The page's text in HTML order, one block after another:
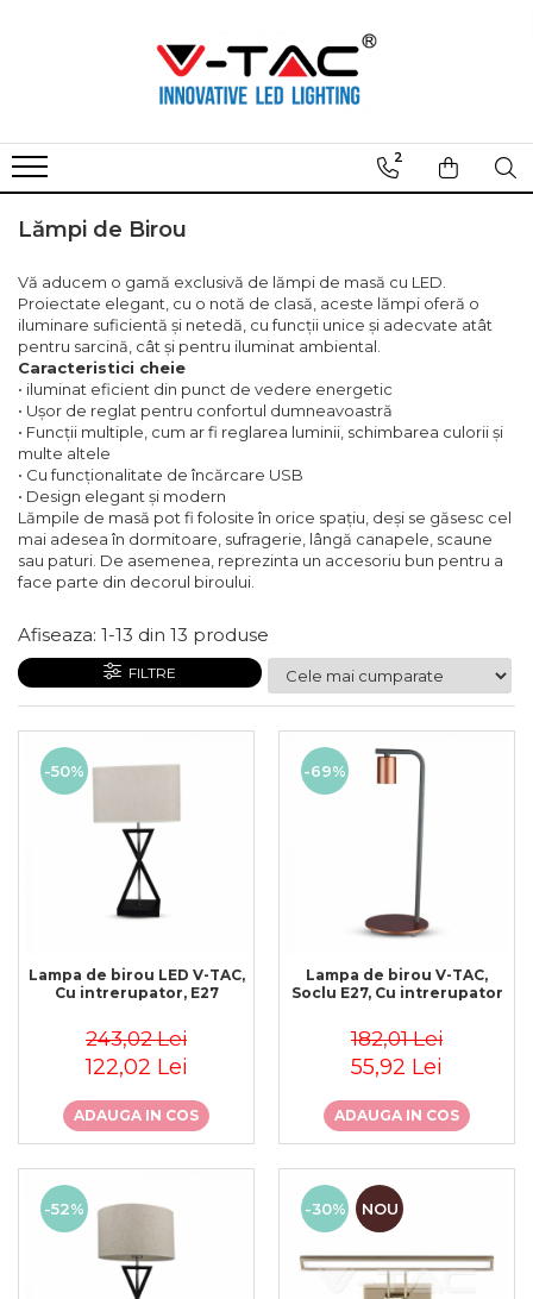
Maria Constantin - 078 755 5815
Iulian Nistor - 077 061 4631
Gabriel Dornea - 074 387 1241
Cezarina Ilie - 075 254 7035
Iluminat Exterior
Lămpi Industriale LED
Aplici de perete
Plafoniere
Iluminat Grădină
Ghirlande LED
Iluminat Interior
Candelabre LED
Spoturi LED
Pendule
Lămpi Liniare LED
Carcase Spot
Mini Panouri LED
Bandă LED
Accesorii Bandă LED
Sine si Proiectoare LED
Sine si Proiectoare LED
Magnetice
Tuburi LED
Lămpi de Birou
Oglinzi LED
Iluminat Industrial
Lămpi Stradale LED
Panouri LED
Mini Panouri LED
Spoturi LED
Proiectoare LED
Tuburi LED
Exit-uri
Senzori
Casă Inteligentă
Spot LED
Bandă LED
Aspiratoare Robot
Accesorii digitale
Cabluri USB
Prize și Prelungitoare
Boxe Audio
Aparate Anti Insecte
2
Lămpi de Birou
Vă aducem o gamă exclusivă de lămpi de masă cu LED.
Proiectate elegant, cu o notă de clasă, aceste lămpi oferă o
iluminare suficientă și netedă, cu funcții unice și adecvate atât
pentru sarcină, cât și pentru iluminat ambiental.
Caracteristici cheie
• iluminat eficient din punct de vedere energetic
• Ușor de reglat pentru confortul dumneavoastră
• Funcții multiple, cum ar fi reglarea luminii, schimbarea culorii și
multe altele
• Cu funcționalitate de încărcare USB
• Design elegant și modern
Lămpile de masă pot fi folosite în orice spațiu, deși se găsesc cel
mai adesea în dormitoare, sufragerie, lângă canapele, scaune
sau paturi. De asemenea, reprezinta un accesoriu bun pentru a
face parte din decorul biroului.
Afiseaza: 1-13 din 13 produse
FILTRE
-50%
Lampa de birou LED V-TAC,
Cu intrerupator, E27
243,02 Lei
122,02 Lei
ADAUGA IN COS
-69%
Lampa de birou V-TAC,
Soclu E27, Cu intrerupator
182,01 Lei
55,92 Lei
ADAUGA IN COS
-52% -30% NOU